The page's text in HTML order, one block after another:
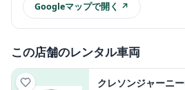
Googleマップで開く ↗
この店舗のレンタル車両
クレソンジャーニー